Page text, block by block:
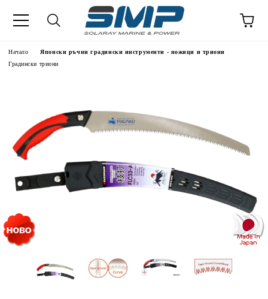
Начало
Японски ръчни градински инструменти - ножици и триони
Градински триони